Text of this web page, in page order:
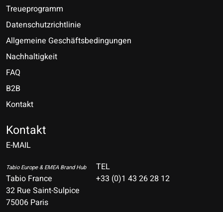
Treueprogramm
Datenschutzrichtlinie
Allgemeine Geschäftsbedingungen
Nachhaltigkeit
FAQ
B2B
Kontakt
Kontakt
E-MAIL
Tabio Europe & EMEA Brand Hub
Tabio France
32 Rue Saint-Sulpice
75006 Paris
TEL
+33 (0)1 43 26 28 12
Español